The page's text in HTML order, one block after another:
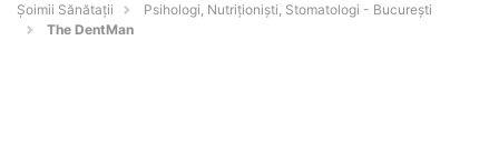
Şoimii Sănătații
Psihologi, Nutriționiști, Stomatologi - Bucureşti
The DentMan